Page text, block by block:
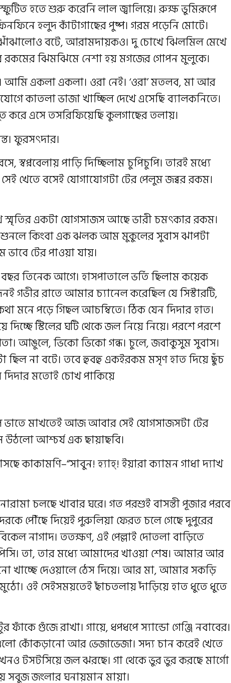
হতে শুরু করেনি লাল জ্বালিয়ে। রুক্ষ ভুমিরূপে
হলুদ কাঁটাগাছের পুষ্প। গরম পড়েনি মোটে।
বটে, আরামদায়কও। দু চোখে ঝিলমিল মেখে
রকমের ঝিমঝিমে নেশা হয় মগজের গোপন মুলুকে।
একলা একলা। ওরা নেই। ‘ওরা’ মতলব, মা আর
কাতলা ভাজা খাচ্ছিল দেখে এসেছি ব্যালকনিতে।
করে এসে তসরিফিয়েছি কুলগাছের তলায়।
ফুরসৎদার।
স্বপ্নবেলায় পাড়ি দিচ্ছিলাম চুপিচুপি। তারই মধ্যে
খেতে বসেই যোগাযোগটা টের পেলুম জব্বর রকম।
স্মৃতির একটা যোগসাজস আছে ভারী চমৎকার রকম।
শুনলে কিংবা এক ঝলক আম মুকুলের সুবাস ঝাপটা
টের পাওয়া যায়।
তিনেক আগে। হাসপাতালে ভর্তি ছিলাম কয়েক
গভীর রাতে আমার চ্যানেল করেছিল যে সিস্টারটি,
মনে পড়ে গিছল আচম্বিতে। ঠিক যেন দিদার হাত।
স্টিলের ঘটি থেকে জল নিয়ে নিয়ে। পরশে পরশে
আঙুলে, ভিকো ভিকো গন্ধ। চুলে, জবাকুসুম সুবাস।
ছিল না বটে। তবে হুবহু একইরকম মসৃণ হাত দিয়ে ছুঁচ
মতোই চোখ পাকিয়ে
ভাতে মাখতেই আজ আবার সেই যোগসাজসটা টের
উঠলো আশ্চর্য এক ছায়াছবি।
কাকামণি–“সাবুন! হ্যাহ্! ইয়ারা ক্যামন গাধা দ্যাখ
চলছে খাবার ঘরে। গত পরশুই বাসন্তী পূজার পরবে
পৌঁছে দিয়েই পুরুলিয়া ফেরত চলে গেছে দুপুরের
নাগাদ। ততক্ষণ, এই পেল্লাই দোতলা বাড়িতে
তা, তার মধ্যে আমাদের খাওয়া শেষ। আমার আর
খাচ্ছে দেওয়ালে ঠেস দিয়ে। আর মা, আমার সকড়ি
ওই সেইসময়তেই ছাঁচতলায় দাঁড়িয়ে হাত ধুতে ধুতে
গুঁজে রাখা। গায়ে, ধপধপে স্যান্ডো গেঞ্জি নবাবের।
কোঁকড়ানো আর ভেজাভেজা। সদ্য চান করেই খেতে
টসটসিয়ে জল ঝরছে। গা থেকে ভুর ভুর করছে মার্গো
সবুজ জংলার ঘনায়মান মায়া।